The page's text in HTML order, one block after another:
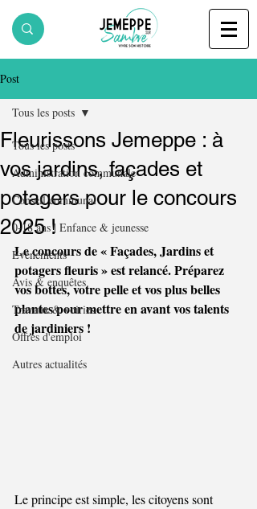
Post
Tous les posts
Administration communale
Conseil communal
0-18 ans | Enfance & jeunesse
Evènements
Avis & enquêtes
Travaux & voiries
Offres d'emploi
Autres actualités
Tous les posts
Fleurissons Jemeppe : à
vos jardins, façades et
potagers pour le concours
2025 !
Le concours de « Façades, Jardins et
potagers fleuris » est relancé. Préparez
vos bottes, votre pelle et vos plus belles
plantes pour mettre en avant vos talents
de jardiniers !
Le principe est simple, les citoyens sont